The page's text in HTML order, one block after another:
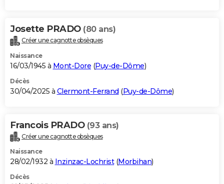
Josette PRADO (80 ans)
Créer une cagnotte obsèques
Naissance
16/03/1945 à Mont-Dore (Puy-de-Dôme)
Décès
30/04/2025 à Clermont-Ferrand (Puy-de-Dôme)
Francois PRADO (93 ans)
Créer une cagnotte obsèques
Naissance
28/02/1932 à Inzinzac-Lochrist(Morbihan)
Décès